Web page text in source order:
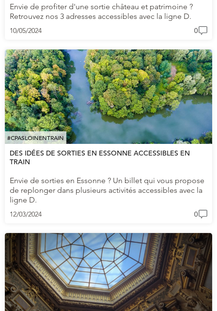
Envie de profiter d'une sortie château et patrimoine ?
Retrouvez nos 3 adresses accessibles avec la ligne D.
10/05/2024 0
#CPASLOINENTRAIN
DES IDÉES DE SORTIES EN ESSONNE ACCESSIBLES EN
TRAIN
Envie de sorties en Essonne ? Un billet qui vous propose
de replonger dans plusieurs activités accessibles avec la
ligne D.
12/03/2024 0